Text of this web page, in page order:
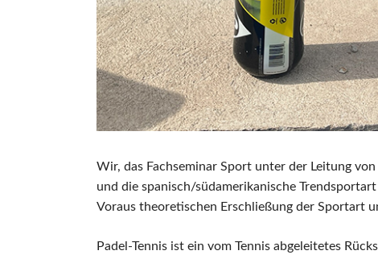
Wir, das Fachseminar Sport unter der Leitung
und die spanisch/südamerikanische
Voraus theoretischen Erschließung der Sportart
Padel-Tennis ist ein vom Tennis abgeleitetes